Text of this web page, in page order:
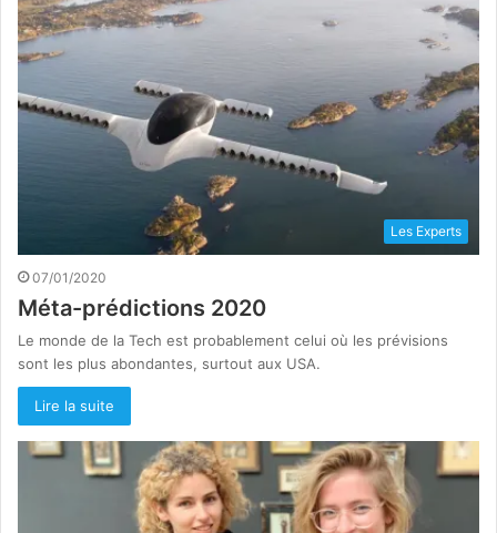
Les Experts
07/01/2020
Méta-prédictions 2020
Le monde de la Tech est probablement celui où les prévisions
sont les plus abondantes, surtout aux USA.
Lire la suite